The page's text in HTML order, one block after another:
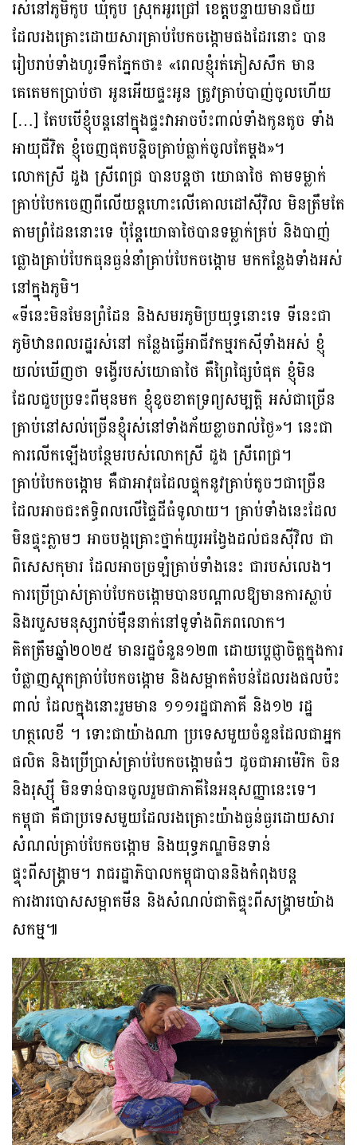
រស់នៅភូមិកូប ឃុំកូប ស្រុកអូរជ្រៅ ខេត្តបន្ទាយមានជ័យ
ដែលរងគ្រោះដោយសារគ្រាប់បែកចង្កោមផងដែរនោះ បាន
រៀបរាប់ទាំងហូរទឹកភ្នែកថា៖ «ពេលខ្ញុំរត់ភៀសសឹក មាន
គេតេមកប្រាប់ថា អូនអើយផ្ទះអូន ត្រូវគ្រាប់បាញ់ចូលហើយ
[…] តែបបើខ្ញុំបន្តនៅក្នុងផ្ទះវាអាចប៉ះពាល់ទាំងកូនតូច ទាំង
អាយុជីវិត ខ្ញុំចេញផុតបន្តិចគ្រាប់ធ្លាក់ចូលតែម្តង»។
លោកស្រី ដួង ស្រីពេជ្រ បានបន្តថា យោធាថៃ តាមទម្លាក់
គ្រាប់បែកចេញពីលើយន្តហោះលើគោលដៅស៉ីវិល មិនត្រឹមតែ
តាមព្រំដែននោះទេ ប៉ុន្តែយោធាថៃបានទម្លាក់គ្រប់ និងបាញ់
ផ្លោងគ្រាប់បែកធុនធ្ងន់នាំគ្រាប់បែកចង្កោម មកកន្លែងទាំងអស់
នៅក្នុងភូមិ។
«ទីនេះមិនមែនព្រំដែន និងសមរភូមិប្រយុទ្ធនោះទេ ទីនេះជា
ភូមិឋានពលរដ្ឋរស់នៅ កន្លែងធ្វើអាជីវកម្មរកស៉ីទាំងអស់ ខ្ញុំ
យល់ឃើញថា ទង្វើរបស់យោធាថៃ គឺព្រៃផ្សៃបំផុត ខ្ញុំមិន
ដែលជួបប្រទះពីមុនមក ខ្ញុំខូចខាតទ្រព្យសម្បត្តិ អស់ជាច្រើន
គ្រាប់នៅសល់ច្រើនខ្ញុំរស់នៅទាំងភ័យខ្លាចរាល់ថ្ងៃ»។ នេះជា
ការលើកឡើងបន្ថែមរបស់លោកស្រី ដួង ស្រីពេជ្រ។
គ្រាប់បែកចង្កោម គឺជាអាវុធដែលផ្ទុកនូវគ្រាប់តូចៗជាច្រើន
ដែលអាចជះឥទ្ធិពលលើផ្ទៃដីធំទូលាយ។ គ្រាប់ទាំងនេះដែល
មិនផ្ទុះភ្លាមៗ អាចបង្កគ្រោះថ្នាក់យូរអង្វែងដល់ជនស៊ីវិល ជា
ពិសេសកុមារ ដែលអាចច្រឡំគ្រាប់ទាំងនេះ ជារបស់លេង។
ការប្រើប្រាស់គ្រាប់បែកចង្កោមបានបណ្តាលឱ្យមានការស្លាប់
និងរបួសមនុស្សរាប់ម៉ឺននាក់នៅទូទាំងពិភពលោក។
គិតត្រឹមឆ្នាំ២០២៥ មានរដ្ឋចំនួន១២៣ ដោយប្តេជ្ញាចិត្តក្នុងការ
បំផ្លាញស្តុកគ្រាប់បែកចង្កោម និងសម្អាតតំបន់ដែលរងផលប៉ះ
ពាល់ ដែលក្នុងនោះរួមមាន ១១១រដ្ឋជាភាគី និង១២ រដ្ឋ
ហត្ថលេខី ។ ទោះជាយ៉ាងណា ប្រទេសមួយចំនួនដែលជាអ្នក
ផលិត និងប្រើប្រាស់គ្រាប់បែកចង្កោមធំៗ ដូចជាអាម៉េរិក ចិន
និងរុស្ស៊ី មិនទាន់បានចូលរួមជាភាគីនៃអនុសញ្ញានេះទេ។
កម្ពុជា គឺជាប្រទេសមួយដែលរងគ្រោះយ៉ាងធ្ងន់ធ្ងរដោយសារ
សំណល់គ្រាប់បែកចង្កោម និងយុទ្ធភណ្ឌមិនទាន់
ផ្ទុះពីសង្គ្រាម។ រាជរដ្ឋាភិបាលកម្ពុជាបាននិងកំពុងបន្ត
ការងារបោសសម្អាតមីន និងសំណល់ជាតិផ្ទុះពីសង្គ្រាមយ៉ាង
សកម្ម៕